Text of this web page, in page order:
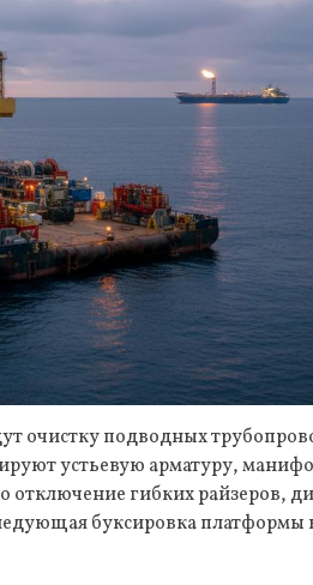
очистку подводных
устьевую арматуру,
гибких райзеров,
буксировка платформы